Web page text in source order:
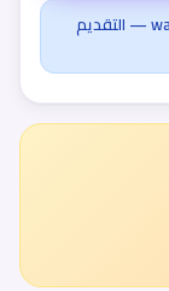
هذه الوظيفة منشورة عبر شريكنا wazaayf.com — التقديم